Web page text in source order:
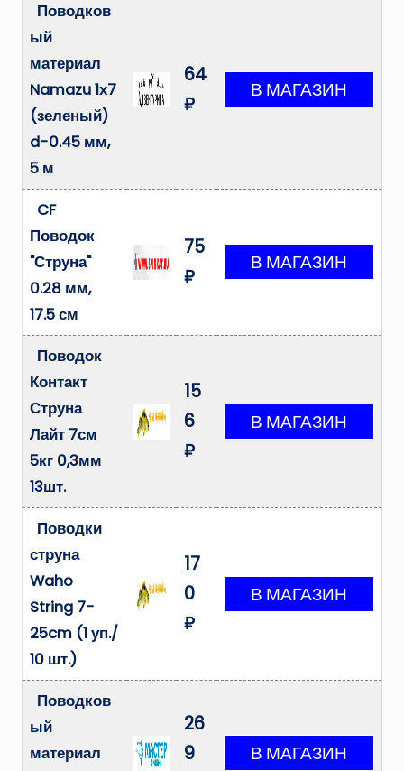
Поводков
ый
материал
Namazu 1х7
(зеленый)
d-0.45 мм,
5 м
64
₽
CF
Поводок
"Струна"
0.28 мм,
17.5 см
75
₽
Поводок
Контакт
Струна
Лайт 7см
5кг 0,3мм
13шт.
15
6
₽
Поводки
струна
Waho
String 7-
25cm (1 уп./
10 шт.)
17
0
₽
Поводков
ый
материал
26
9